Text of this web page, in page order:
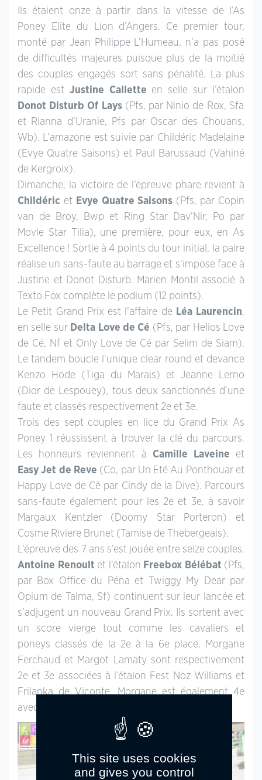
Ils étaient onze à partir dans la vitesse de l’As
Poney Elite du Lion d’Angers. Ce premier tour,
monté par Jean Philippe L’Humeau, n’a pas posé
de difficultés majeures puisque plus de la moitié
des couples engagés sort sans pénalité. La plus
rapide est Justine Callette en selle sur l’étalon
Donot Disturb Of Lays(Pfs, par Ninio de Rox, Sfa
et Rianna d’Uranie, Pfs par Oscar des Chouans,
Wb). L’amazone est suivie par Childéric Madelaine
(Evye Quatre Saisons) et Paul Barussaud (Vahiné
de Kergroix).
Dimanche, la victoire de l’épreuve phare revient à
Childéric etEvye Quatre Saisons (Pfs, par Copin
van de Broy, Bwp et Ring Star Dav’Nir, Po par
Movie Star Tilia), une première, pour eux, en As
Excellence ! Sortie à 4 points du tour initial, la paire
réalise un sans-faute au barrage et s’impose face à
Justine et Donot Disturb. Marien Montil associé à
Texto Fox complète le podium (12 points).
Le Petit Grand Prix est l’affaire de Léa Laurencin,
en selle sur Delta Love de Cé (Pfs, par Helios Love
de Cé, Nf et Only Love de Cé par Selim de Siam).
Le tandem boucle l’unique clear round et devance
Kenzo Hode (Tiga du Marais) et Jeanne Lerno
(Dior de Lespouey), tous deux sanctionnés d’une
faute et classés respectivement 2e et 3e.
Trois des sept couples en lice du Grand Prix As
Poney 1 réussissent à trouver la clé du parcours.
Les honneurs reviennent à Camille Laveine et
Easy Jet de Reve (Co, par Un Eté Au Ponthouar et
Happy Love de Cé par Cindy de la Dive). Parcours
sans-faute également pour les 2e et 3e, à savoir
Margaux Kentzler (Doomy Star Porteron) et
Cosme Riviere Brunet (Tamise de Thebergeais).
L’épreuve des 7 ans s’est jouée entre seize couples.
Antoine Renoult et l’étalon Freebox Bélébat (Pfs,
par Box Office du Péna et Twiggy My Dear par
Opium de Talma, Sf) continuent sur leur lancée et
s’adjugent un nouveau Grand Prix. Ils sortent avec
un score vierge tout comme les cavaliers et
poneys classés de la 2e à la 6e place. Morgane
Ferchaud et Margot Lamaty sont respectivement
2e et 3e associées à l’étalon Fest Noz Williams et
Frilanka de Viconte. Morgane est également 4e
avec son autre étalon,
This site uses cookies
and gives you control